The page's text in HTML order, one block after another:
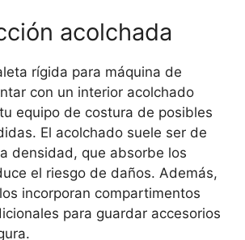
acolchada
rígida para máquina de
con un interior acolchado
equipo de costura de posibles
El acolchado suele ser de
densidad, que absorbe los
el riesgo de daños. Además,
incorporan compartimentos
para guardar accesorios